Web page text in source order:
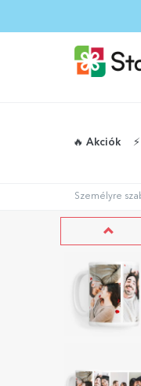
🔥 Akciók
Személyre